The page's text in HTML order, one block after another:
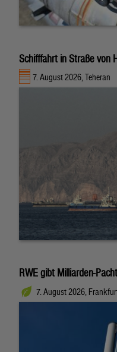
Schifffahrt in Straße von
7. August 2026, Teheran
RWE gibt Milliarden-
7. August 2026,